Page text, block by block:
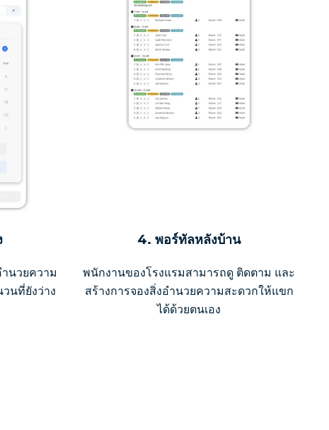
ำนวยความ
นที่ยังว่าง
4. พอร์ทัลหลังบ้าน
พนักงานของโรงแรมสามารถดู ติดตาม และ
สร้างการจองสิ่งอำนวยความสะดวกให้แขก
ได้ด้วยตนเอง